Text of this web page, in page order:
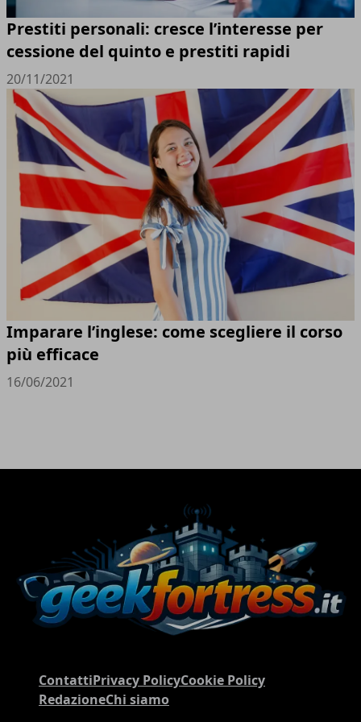
Prestiti personali: cresce l’interesse per
cessione del quinto e prestiti rapidi
20/11/2021
Imparare l’inglese: come scegliere il corso
più efficace
16/06/2021
ContattiPrivacy PolicyCookie Policy
RedazioneChi siamo